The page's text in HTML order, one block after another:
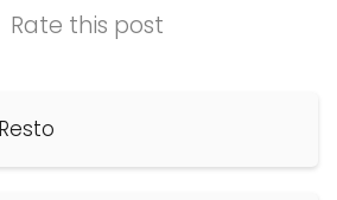
Rate this post